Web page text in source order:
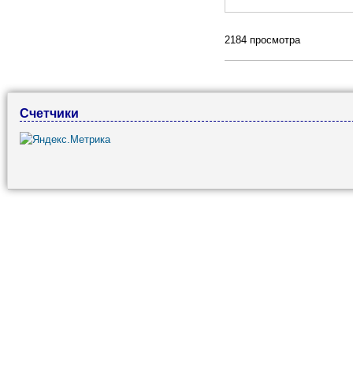
2184 просмотра
Счетчики